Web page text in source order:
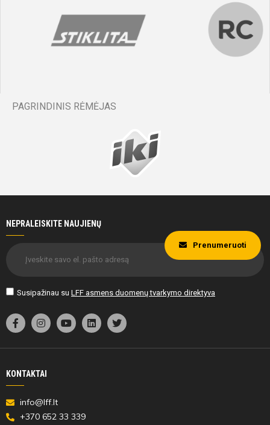
PAGRINDINIS RĖMĖJAS
NEPRALEISKITE NAUJIENŲ
Susipažinau su LFF asmens duomenų tvarkymo direktyva
Prenumeruoti
KONTAKTAI
info@lff.lt
+370 652 33 339